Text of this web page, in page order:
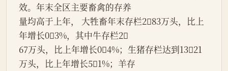
效。年末全区主要畜禽的存养
量均高于上年， 大牲畜年末存栏283万头，比上
年增长03%，其中牛存栏2
67万头，比上年增长04%；生猪存栏达到1321
万头，比上年增长51%；羊存